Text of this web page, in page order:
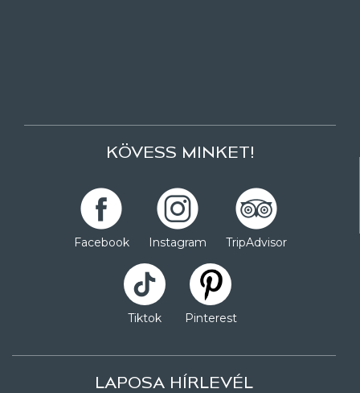
KÖVESS MINKET!
Facebook Instagram TripAdvisor
Tiktok Pinterest
LAPOSA HÍRLEVÉL